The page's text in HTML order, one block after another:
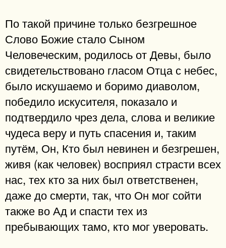
По такой причине только безгрешное
Слово Божие стало Сыном
Человеческим, родилось от Девы, было
свидетельствовано гласом Отца с небес,
было искушаемо и боримо диаволом,
победило искусителя, показало и
подтвердило чрез дела, слова и великие
чудеса веру и путь спасения и, таким
путём, Он, Кто был невинен и безгрешен,
живя (как человек) восприял страсти всех
нас, тех кто за них был ответственен,
даже до смерти, так, что Он мог сойти
также во Ад и спасти тех из
пребывающих тамо, кто мог уверовать.